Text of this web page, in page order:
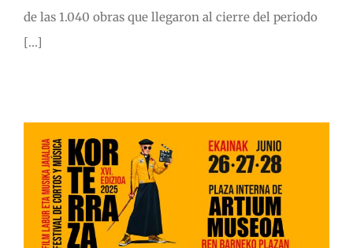
de las 1.040 obras que llegaron al cierre del periodo
[...]